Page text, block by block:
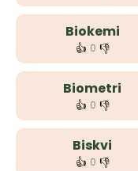
Biokemi
👍 0 👎
Biometri
👍 0 👎
Biskvi
👍 0 👎